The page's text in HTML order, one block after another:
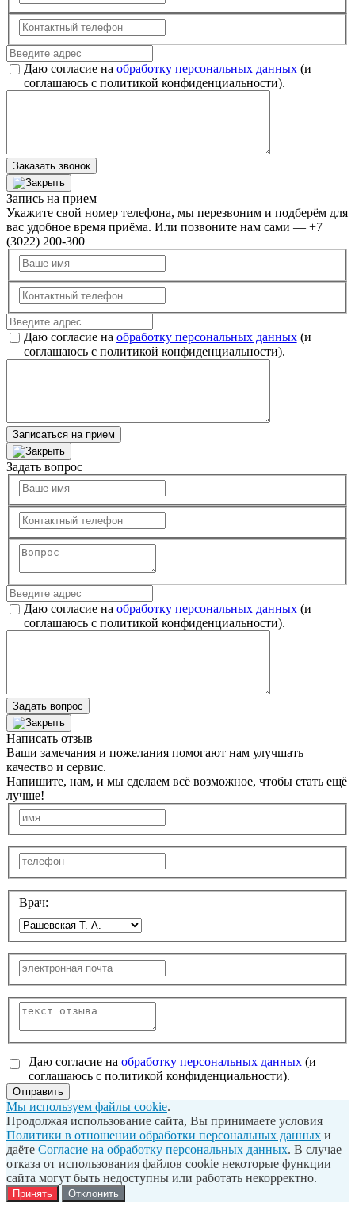
Даю согласие на обработку персональных данных(и
соглашаюсь с политикой конфиденциальности).
Заказать звонок
Запись на прием
Укажите свой номер телефона, мы перезвоним и подберём для
вас удобное время приёма. Или позвоните нам сами — +7
(3022) 200-300
Даю согласие на обработку персональных данных(и
соглашаюсь с политикой конфиденциальности).
Записаться на прием
Задать вопрос
Даю согласие на обработку персональных данных(и
соглашаюсь с политикой конфиденциальности).
Задать вопрос
Написать отзыв
Ваши замечания и пожелания помогают нам улучшать
качество и сервис.
Напишите, нам, и мы сделаем всё возможное, чтобы стать ещё
лучше!
Врач:
Даю согласие на обработку персональных данных (и
соглашаюсь с политикой конфиденциальности).
Отправить
Мы используем файлы cookie.
Продолжая использование сайта, Вы принимаете условия
Политики в отношении обработки персональных данных и
даёте Согласие на обработку персональных данных. В случае
отказа от использования файлов cookie некоторые функции
сайта могут быть недоступны или работать некорректно.
Принять Отклонить